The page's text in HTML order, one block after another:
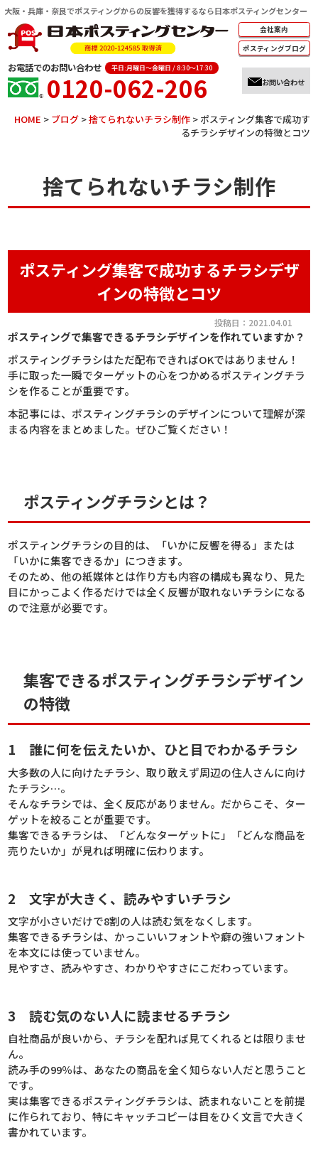
大阪・兵庫・奈良でポスティングからの反響を獲得するなら日本ポスティングセンター
会社案内
ポスティングブログ
お電話でのお問い合わせ 平日:月曜日～金曜日 / 8:30～17:30
0120-062-206 お問い合わせ
HOME > ブログ>捨てられないチラシ制作> ポスティング集客で成功す
るチラシデザインの特徴とコツ
捨てられないチラシ制作
ポスティング集客で成功するチラシデザ
インの特徴とコツ
投稿日：2021.04.01
ポスティングで集客できるチラシデザインを作れていますか？
ポスティングチラシはただ配布できればOKではありません！
手に取った一瞬でターゲットの心をつかめるポスティングチラ
シを作ることが重要です。
本記事には、ポスティングチラシのデザインについて理解が深
まる内容をまとめました。ぜひご覧ください！
ポスティングチラシとは？
ポスティングチラシの目的は、「いかに反響を得る」または
「いかに集客できるか」につきます。
そのため、他の紙媒体とは作り方も内容の構成も異なり、見た
目にかっこよく作るだけでは全く反響が取れないチラシになる
ので注意が必要です。
集客できるポスティングチラシデザイン
の特徴
1 誰に何を伝えたいか、ひと目でわかるチラシ
大多数の人に向けたチラシ、取り敢えず周辺の住人さんに向け
たチラシ…。
そんなチラシでは、全く反応がありません。だからこそ、ター
ゲットを絞ることが重要です。
集客できるチラシは、「どんなターゲットに」「どんな商品を
売りたいか」が見れば明確に伝わります。
2 文字が大きく、読みやすいチラシ
文字が小さいだけで8割の人は読む気をなくします。
集客できるチラシは、かっこいいフォントや癖の強いフォント
を本文には使っていません。
見やすさ、読みやすさ、わかりやすさにこだわっています。
3 読む気のない人に読ませるチラシ
自社商品が良いから、チラシを配れば見てくれるとは限りませ
ん。
読み手の99％は、あなたの商品を全く知らない人だと思うこと
です。
実は集客できるポスティングチラシは、読まれないことを前提
に作られており、特にキャッチコピーは目をひく文言で大きく
書かれています。